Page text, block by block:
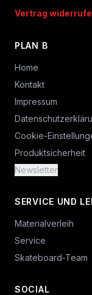
Vertrag
PLAN B
Home
Kontakt
Impressum
Cookie-
Produktsicherheit
Newsletter
SERVICE UND
Materialverleih
Service
Skateboard-Team
SOCIAL